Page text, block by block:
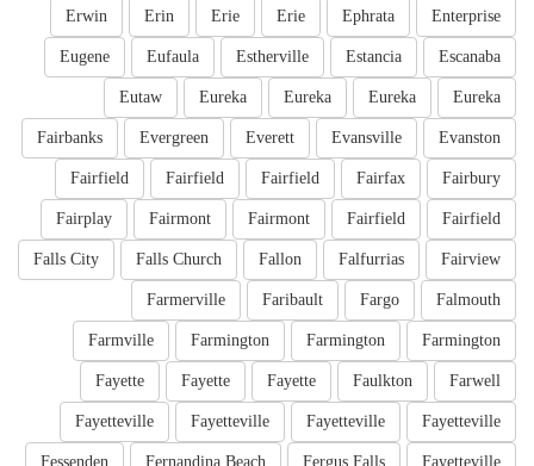
Enterprise
Ephrata
Erie
Erie
Erin
Erwin
Escanaba
Estancia
Estherville
Eufaula
Eugene
Eureka
Eureka
Eureka
Eureka
Eutaw
Evanston
Evansville
Everett
Evergreen
Fairbanks
Fairbury
Fairfax
Fairfield
Fairfield
Fairfield
Fairfield
Fairfield
Fairmont
Fairmont
Fairplay
Fairview
Falfurrias
Fallon
Falls Church
Falls City
Falmouth
Fargo
Faribault
Farmerville
Farmington
Farmington
Farmington
Farmville
Farwell
Faulkton
Fayette
Fayette
Fayette
Fayetteville
Fayetteville
Fayetteville
Fayetteville
Fayetteville
Fergus Falls
Fernandina Beach
Fessenden